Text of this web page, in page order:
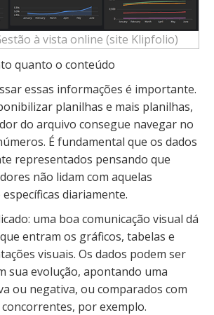
à vista online (site Klipfolio)
quanto o conteúdo
essas informações é importante.
planilhas e mais planilhas,
do arquivo consegue navegar no
É fundamental que os dados
representados pensando que
não lidam com aquelas
diariamente.
uma boa comunicação visual dá
entram os gráficos, tabelas e
visuais. Os dados podem ser
sua evolução, apontando uma
ou negativa, ou comparados com
por exemplo.